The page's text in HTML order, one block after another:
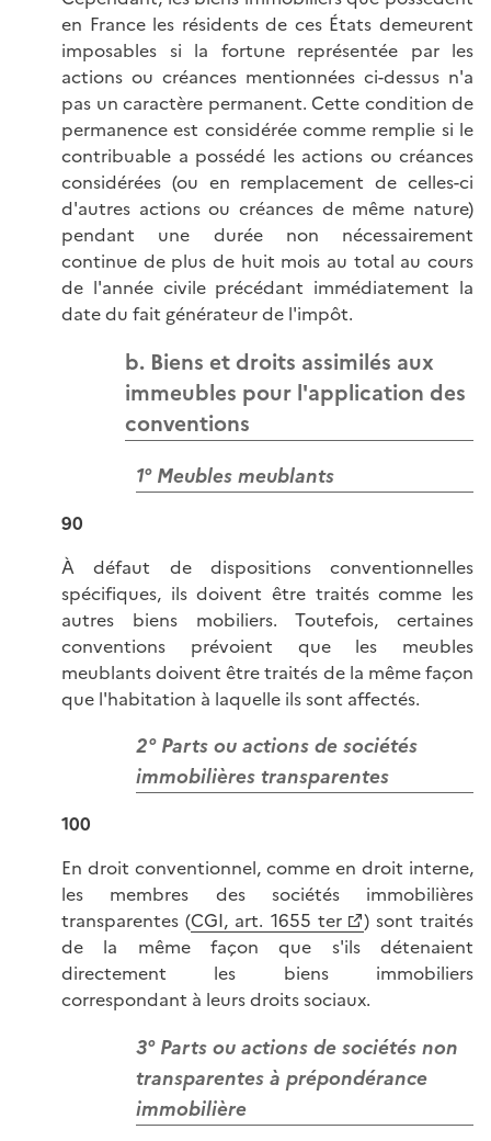
en France les résidents de ces États demeurent
imposables si la fortune représentée par les
actions ou créances mentionnées ci-dessus n'a
pas un caractère permanent. Cette condition de
permanence est considérée comme remplie si le
contribuable a possédé les actions ou créances
considérées (ou en remplacement de celles-ci
d'autres actions ou créances de même nature)
pendant une durée non nécessairement
continue de plus de huit mois au total au cours
de l'année civile précédant immédiatement la
date du fait générateur de l'impôt.
b. Biens et droits assimilés aux
immeubles pour l'application des
conventions
1° Meubles meublants
90
À défaut de dispositions conventionnelles
spécifiques, ils doivent être traités comme les
autres biens mobiliers. Toutefois, certaines
conventions prévoient que les meubles
meublants doivent être traités de la même façon
que l'habitation à laquelle ils sont affectés.
2° Parts ou actions de sociétés
immobilières transparentes
100
En droit conventionnel, comme en droit interne,
les membres des sociétés immobilières
transparentes (CGI, art. 1655 ter
) sont traités
de la même façon que s'ils détenaient
directement les biens immobiliers
correspondant à leurs droits sociaux.
3° Parts ou actions de sociétés non
transparentes à prépondérance
immobilière